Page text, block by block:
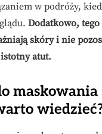
w podróży,
Dodatkowo,
skóry i nie
atut.